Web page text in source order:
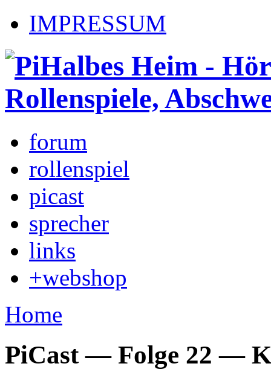
IMPRESSUM
forum
rollenspiel
picast
sprecher
links
+webshop
Home
PiCast — Folge 22 —